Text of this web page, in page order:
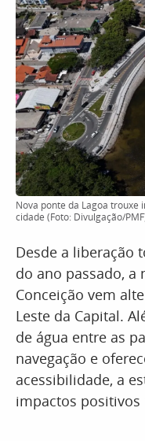
Nova ponte da Lagoa trouxe
cidade (Foto: Divulgação/
Desde a liberação
do ano passado, a
Conceição vem
Leste da Capital.
de água entre as
navegação e
acessibilidade, a
impactos